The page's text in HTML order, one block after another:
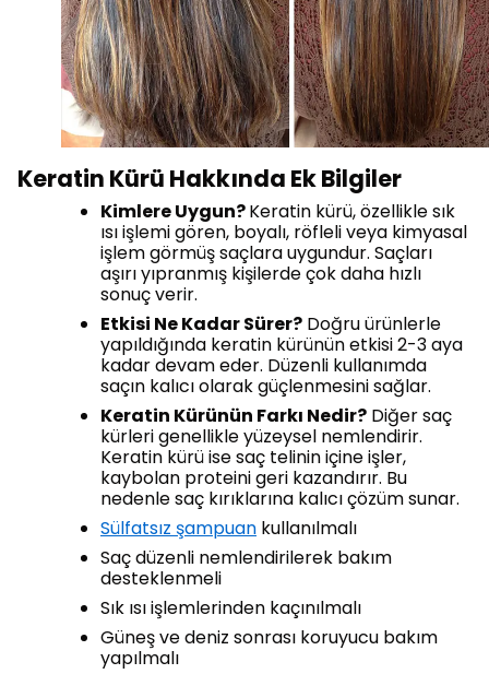
Keratin Kürü Hakkında Ek Bilgiler
Kimlere Uygun?Keratin kürü, özellikle sık
ısı işlemi gören, boyalı, röfleli veya kimyasal
işlem görmüş saçlara uygundur. Saçları
aşırı yıpranmış kişilerde çok daha hızlı
sonuç verir.
Etkisi Ne Kadar Sürer? Doğru ürünlerle
yapıldığında keratin kürünün etkisi 2-3 aya
kadar devam eder. Düzenli kullanımda
saçın kalıcı olarak güçlenmesini sağlar.
Keratin Kürünün Farkı Nedir? Diğer saç
kürleri genellikle yüzeysel nemlendirir.
Keratin kürü ise saç telinin içine işler,
kaybolan proteini geri kazandırır. Bu
nedenle saç kırıklarına kalıcı çözüm sunar.
Sülfatsız şampuan kullanılmalı
Saç düzenli nemlendirilerek bakım
desteklenmeli
Sık ısı işlemlerinden kaçınılmalı
Güneş ve deniz sonrası koruyucu bakım
yapılmalı